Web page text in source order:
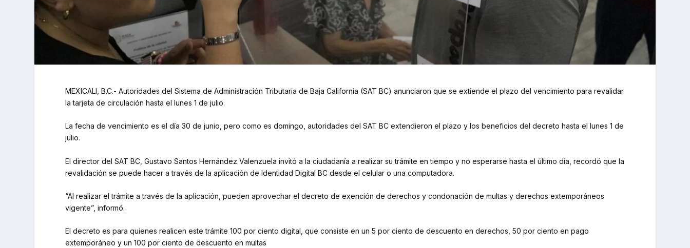
MEXICALI, B.C.- Autoridades del Sistema de Administración Tributaria de Baja California (SAT BC) anunciaron que se extiende el plazo del vencimiento para revalidar
la tarjeta de circulación hasta el lunes 1 de julio.
La fecha de vencimiento es el día 30 de junio, pero como es domingo, autoridades del SAT BC extendieron el plazo y los beneficios del decreto hasta el lunes 1 de
julio.
El director del SAT BC, Gustavo Santos Hernández Valenzuela invitó a la ciudadanía a realizar su trámite en tiempo y no esperarse hasta el último día, recordó que la
revalidación se puede hacer a través de la aplicación de Identidad Digital BC desde el celular o una computadora.
“Al realizar el trámite a través de la aplicación, pueden aprovechar el decreto de exención de derechos y condonación de multas y derechos extemporáneos
vigente”, informó.
El decreto es para quienes realicen este trámite 100 por ciento digital, que consiste en un 5 por ciento de descuento en derechos, 50 por ciento en pago
extemporáneo y un 100 por ciento de descuento en multas